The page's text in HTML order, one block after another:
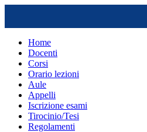
Home
Docenti
Corsi
Orario lezioni
Aule
Appelli
Iscrizione esami
Tirocinio/Tesi
Regolamenti